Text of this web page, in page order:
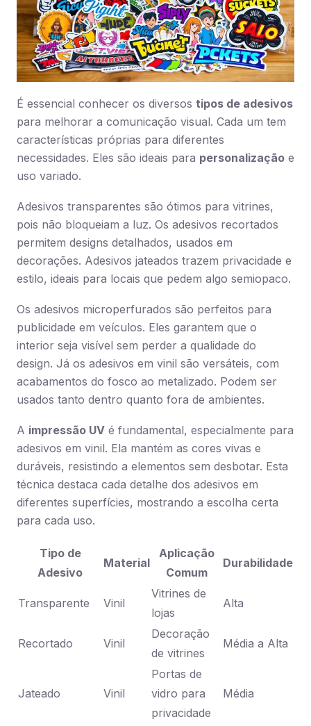
É essencial conhecer os diversos tipos de adesivos
para melhorar a comunicação visual. Cada um tem
características próprias para diferentes
necessidades. Eles são ideais para personalização e
uso variado.
Adesivos transparentes são ótimos para vitrines,
pois não bloqueiam a luz. Os adesivos recortados
permitem designs detalhados, usados em
decorações. Adesivos jateados trazem privacidade e
estilo, ideais para locais que pedem algo semiopaco.
Os adesivos microperfurados são perfeitos para
publicidade em veículos. Eles garantem que o
interior seja visível sem perder a qualidade do
design. Já os adesivos em vinil são versáteis, com
acabamentos do fosco ao metalizado. Podem ser
usados tanto dentro quanto fora de ambientes.
A impressão UV é fundamental, especialmente para
adesivos em vinil. Ela mantém as cores vivas e
duráveis, resistindo a elementos sem desbotar. Esta
técnica destaca cada detalhe dos adesivos em
diferentes superfícies, mostrando a escolha certa
para cada uso.
Tipo de
Adesivo
Material
Aplicação
Comum
Durabilidade
Transparente Vinil
Vitrines de
lojas
Alta
Recortado Vinil
Decoração
de vitrines
Média a Alta
Jateado Vinil
Portas de
vidro para
privacidade
Média